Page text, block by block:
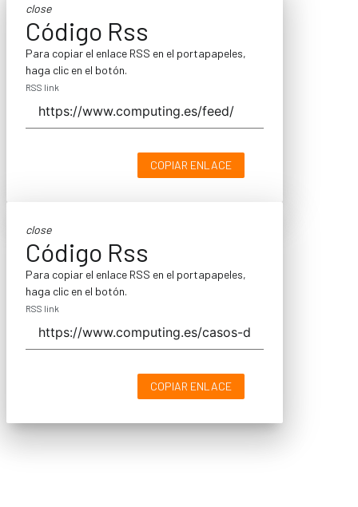
close
Código Rss
Para copiar el enlace RSS en el portapapeles,
haga clic en el botón.
RSS link
COPIAR ENLACE
close
Código Rss
Para copiar el enlace RSS en el portapapeles,
haga clic en el botón.
RSS link
COPIAR ENLACE